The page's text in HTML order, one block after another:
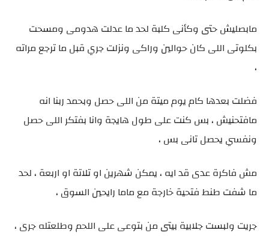
مابصليش حتى وكأنى كلبة لحد ما عدلت هدومى ومسحت
بكلوتى اللى كان حوالين وراكى ونزلت جري قبل ما ترجع مراته
،
فضلت بعدها كام يوم ميتة من اللى حصل وبحمد ربنا انه
مافتحنيش ، بس كنت على طول هايجة وانا بفتكر اللى حصل
ونفسي يحصل تانى بس ،
مش فاكرة عدى قد ايه ، يمكن شهرين او تلاتة او اربعة ، لحد
ما شفت طنط فتحية خارجة مع ماما رايحين السوق ،
جريت ولبست جلابية بيتى من بتوعى على اللحم وطلعتله جرى ،